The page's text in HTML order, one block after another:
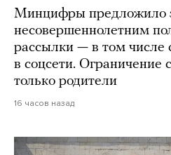
Минцифры предложило
несовершеннолетним
рассылки — в том числе
в соцсети. Ограничение
только родители
16 часов назад